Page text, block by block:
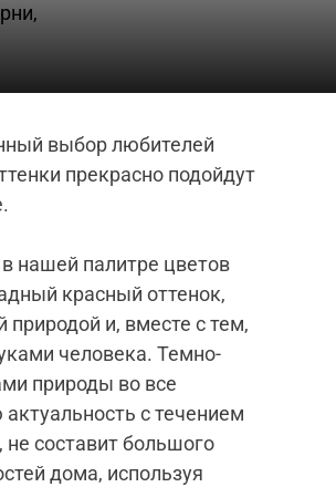
выбор любителей
прекрасно подойдут
нашей палитре цветов
красный оттенок,
и, вместе с тем,
человека. Темно-
природы во все
с течением
составит большого
дома, используя